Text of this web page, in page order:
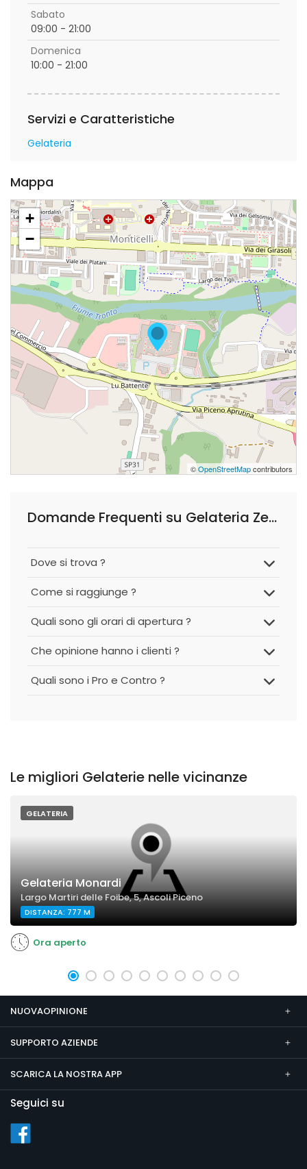
Sabato
09:00 - 21:00
Domenica
10:00 - 21:00
Servizi e Caratteristiche
Gelateria
Mappa
+
−
©OpenStreetMapcontributors
Domande Frequenti su Gelateria Zenzero e Cannella Sorbetteria
Dove si trova ?
Come si raggiunge ?
Quali sono gli orari di apertura ?
Che opinione hanno i clienti ?
Quali sono i Pro e Contro ?
Le migliori Gelaterie nelle vicinanze
GELATERIA
Gelateria Monardi
Largo Martiri delle Foibe, 5, Ascoli Piceno
DISTANZA: 777 M
Ora aperto
NUOVAOPINIONE
SUPPORTO AZIENDE
SCARICA LA NOSTRA APP
Seguici su